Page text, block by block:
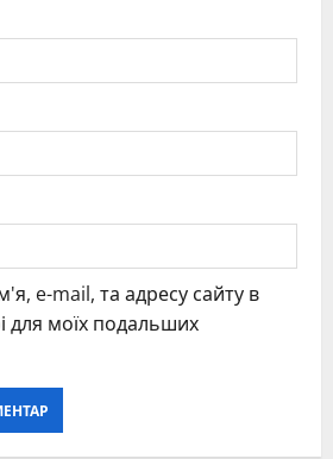
e-mail, та адресу сайту в
для моїх подальших